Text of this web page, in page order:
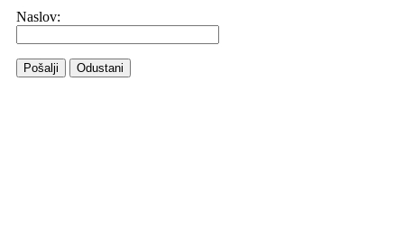
Naslov:
Pošalji Odustani